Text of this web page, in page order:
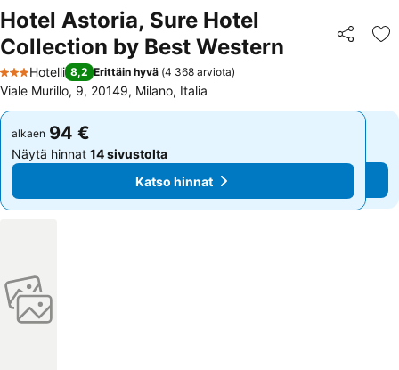
Hotel Astoria, Sure Hotel
Collection by Best Western
Jaa
3 Tähtiluokitus
Hotelli 8,2 Erittäin hyvä (4 368 arviota)
Viale Murillo, 9, 20149, Milano, Italia
alkaen 94 €
Näytä hinnat 14 sivustolta
Katso hinnat
alkaen 94 €
Näytä hinnat 14 sivustolta
Katso hinnat